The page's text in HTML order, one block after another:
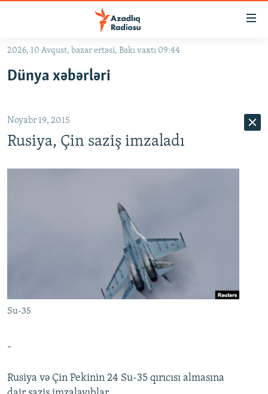
Əsas
qayıt
qayıt
Axtarışa
#İZAHLA
#ƏSLINDƏ
FƏRQƏ BAX
QANUNI DOĞRU
KARIKATURA
AZƏRBAYCAN ƏDƏBIYYATI KITABXANASI
İSLAM VƏ DEMOKRATIYA
PEŞƏ ETIKASI VƏ JURNALISTIKA STANDARTLARIMIZ
XƏBƏR BÜLLETENLƏRIMIZ
2026, 10 Avqust, bazar ertəsi, Bakı vaxtı 09:44
Dünya xəbərləri
Noyabr 19, 2015
Rusiya, Çin saziş imzaladı
Su-35
-
Rusiya və Çin Pekinin 24 Su-35 qırıcısı almasına